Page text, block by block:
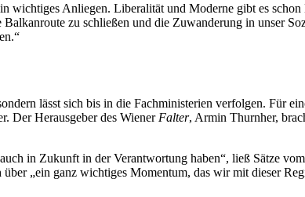
wichtiges Anliegen. Libera­lität und Moderne gibt es
zu schließen und die Zuwan­derung in unser
lässt sich bis in die Fachmi­nis­terien verfolgen. Für
Der Heraus­geber des Wiener Falter, Armin Thurnher,
in Zukunft in der Verant­wortung haben“, ließ Sätze
„ein ganz wichtiges Momentum, das wir mit dieser